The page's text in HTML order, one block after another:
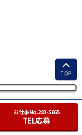
お仕事No.283-5665
TEL応募
TOP